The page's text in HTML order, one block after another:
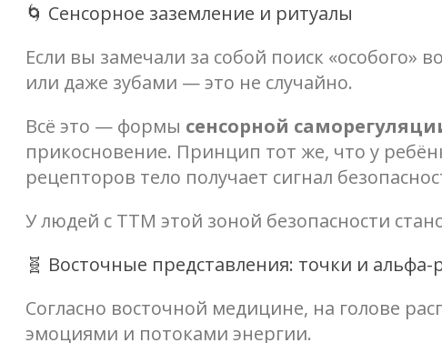
🌀 Сенсорное заземление и ритуалы
Если вы замечали за собой поиск «особого»
или даже зубами — это не случайно.
Всё это — формы сенсорной
прикосновение. Принцип тот же, что у
рецепторов тело получает сигнал
У людей с ТТМ этой зоной безопасности
🧬 Восточные представления: точки и
Согласно восточной медицине, на голове
эмоциями и потоками энергии.